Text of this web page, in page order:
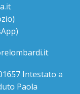
Intestato a
Paola